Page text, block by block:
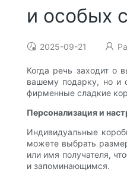
и особых
2025-09-21
Когда речь заходит о
вашему подарку, но и
фирменные сладкие
Персонализация и
Индивидуальные
можете выбрать
или имя получателя,
и запоминающимся.